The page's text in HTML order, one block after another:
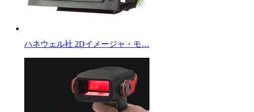
ハネウェル社 2Dイメージャ・モ…